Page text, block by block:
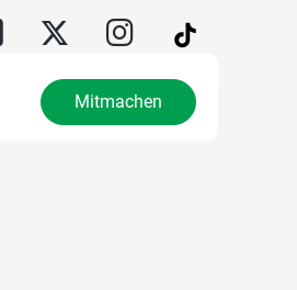
Mitmachen